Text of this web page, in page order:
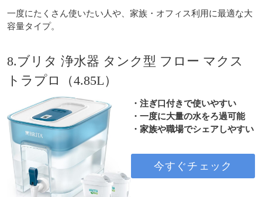
一度にたくさん使いたい人や、家族・オフィス利用に最適な大
容量タイプ。
8.ブリタ 浄水器 タンク型 フロー マクス
トラプロ（4.85L）
・注ぎ口付きで使いやすい
・一度に大量の水をろ過可能
・家族や職場でシェアしやすい
今すぐチェック